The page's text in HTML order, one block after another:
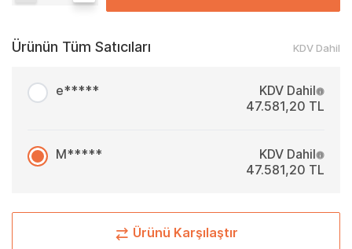
Ürünün Tüm Satıcıları KDV Dahil
e*****
KDV Dahil
47.581,20 TL
M*****
KDV Dahil
47.581,20 TL
Ürünü Karşılaştır